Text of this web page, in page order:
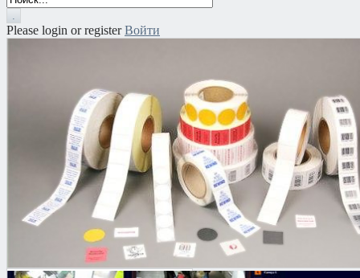
Please login or register Войти